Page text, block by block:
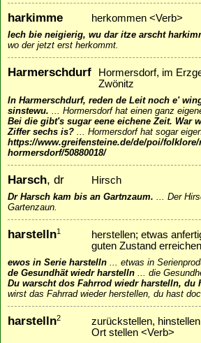
harkimme herkommen <Verb>
Iech bie neigierig, wu dar itze arscht
wo der jetzt erst herkommt.
Harmerschdurf
Hormersdorf, im
Zwönitz
In Harmerschdurf, reden de Leit noch e'
sinstewu. ... Hormersdorf hat einen ganz
Bei die gibt's sugar eene eichene Zeit. War
Ziffer sechs is? ... Hormersdorf hat sogar
https://www.greifensteine.de/de/poi/
hormersdorf/50880018/
Harsch, dr Hirsch
Dr Harsch kam bis an Gartnzaum. ... Der
Gartenzaun.
harstelln1
herstellen; etwas
guten Zustand
ewos in Serie harstelln ... etwas in
de Gesundhät wiedr harstelln ... die
Du warscht dos Fahrrod wiedr harstelln, du
wirst das Fahrrad wieder herstellen, du hast
harstelln2
zurückstellen,
Ort stellen <Verb>